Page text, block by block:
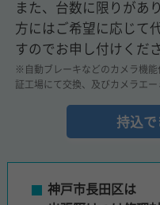
また、台数に限りがあ
方にはご希望に応じて
すのでお申し付けくださ
※自動ブレーキなどのカメラ機
証工場にて交換、及びカメラエ
持込
神戸市長田区は